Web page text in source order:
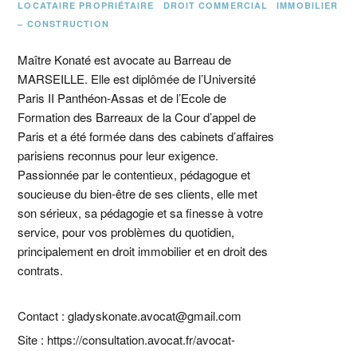
LOCATAIRE PROPRIÉTAIRE DROIT COMMERCIAL
IMMOBILIER
– CONSTRUCTION
Maître Konaté est avocate au Barreau de
MARSEILLE. Elle est diplômée de l’Université
Paris II Panthéon-Assas et de l’Ecole de
Formation des Barreaux de la Cour d’appel de
Paris et a été formée dans des cabinets d’affaires
parisiens reconnus pour leur exigence.
Passionnée par le contentieux, pédagogue et
soucieuse du bien-être de ses clients, elle met
son sérieux, sa pédagogie et sa finesse à votre
service, pour vos problèmes du quotidien,
principalement en droit immobilier et en droit des
contrats.
Contact : gladyskonate.avocat@gmail.com
Site : https://consultation.avocat.fr/avocat-